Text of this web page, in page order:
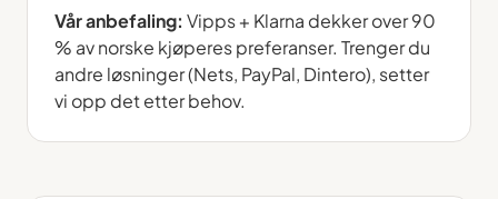
Vår anbefaling: Vipps + Klarna dekker over 90
% av norske kjøperes preferanser. Trenger du
andre løsninger (Nets, PayPal, Dintero), setter
vi opp det etter behov.